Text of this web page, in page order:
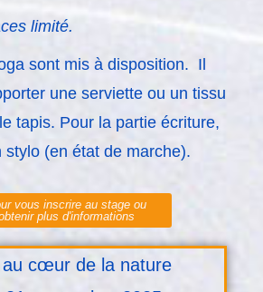
limité.
sont mis à disposition. Il
une serviette ou un tissu
tapis. Pour la partie écriture,
stylo (en état de marche).
vous inscrire au stage ou
plus d'informations
au cœur de la nature